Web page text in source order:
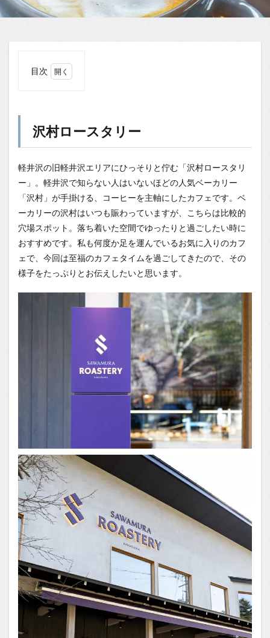
目次
リー
1.0.1
沢村ロ
ースタ
リーへ
のアク
お店の
雰囲気
1.0.2
こだわ
りのコ
ーヒー
と絶品
1.1
場所
1.2
You
Tube
ゃの食
べ歩き
You
Tubeチ
ャンネ
ル
沢村ロースタリー
軽井沢の旧軽井沢エリアにひっそりと佇む「沢村ロースタリ
ー」。軽井沢で知らない人はいないほどの人気ベーカリー
「沢村」が手掛ける、コーヒーを主軸にしたカフェです。ベ
ーカリーの沢村はいつも賑わっていますが、こちらは比較的
穴場スポット。落ち着いた空間でゆったりと過ごしたい時に
おすすめです。私も何度か足を運んでいるお気に入りのカフ
ェで、今回は至福のカフェタイムを過ごしてきたので、その
様子をたっぷりとお伝えしたいと思います。